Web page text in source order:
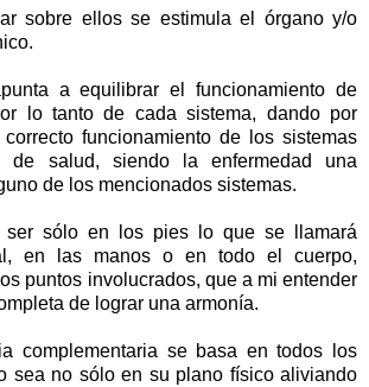
sobre ellos se estimula el órgano y/o
a equilibrar el funcionamiento de
lo tanto de cada sistema, dando por
funcionamiento de los sistemas
de salud, siendo la enfermedad una
de los mencionados sistemas.
ser sólo en los pies lo que se llamará
en las manos o en todo el cuerpo,
puntos involucrados, que a mi entender
de lograr una armonía.
complementaria se basa en todos los
sea no sólo en su plano físico aliviando